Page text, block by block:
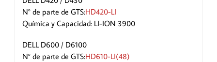
N° de parte de GTS:HD420-LI
Química y Capacidad: LI-ION 3900
DELL D600 / D6100
N° de parte de GTS:HD610-LI(48)